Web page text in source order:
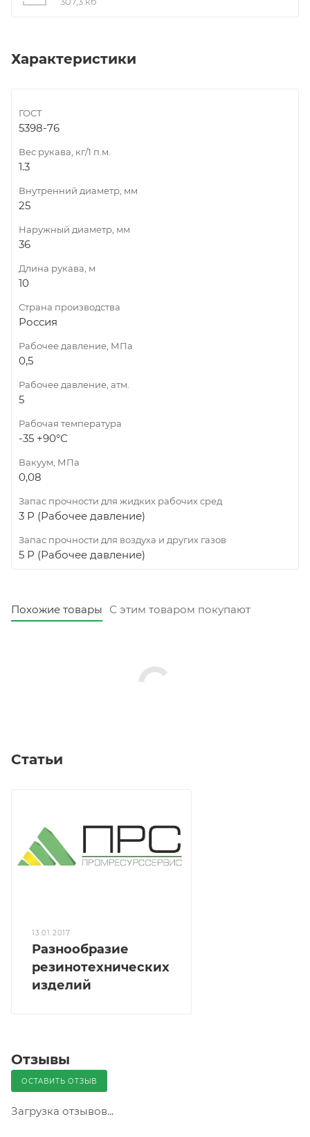
Характеристики
ГОСТ
5398-76
Вес рукава, кг/1 п.м.
1.3
Внутренний диаметр, мм
25
Наружный диаметр, мм
36
Длина рукава, м
10
Страна производства
Россия
Рабочее давление, МПа
0,5
Рабочее давление, атм.
5
Рабочая температура
-35 +90°С
Вакуум, МПа
0,08
Запас прочности для жидких рабочих сред
3 Р (Рабочее давление)
Запас прочности для воздуха и других газов
5 Р (Рабочее давление)
Похожие товары С этим товаром покупают
Статьи
13.01.2017
Разнообразие
резинотехнических
изделий
Отзывы
ОСТАВИТЬ ОТЗЫВ
Загрузка отзывов...